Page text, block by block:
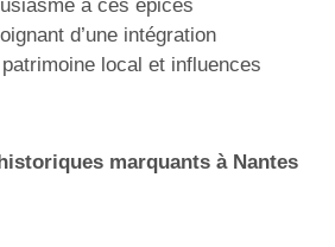
à ces épices
d’une intégration
local et influences
marquants à Nantes